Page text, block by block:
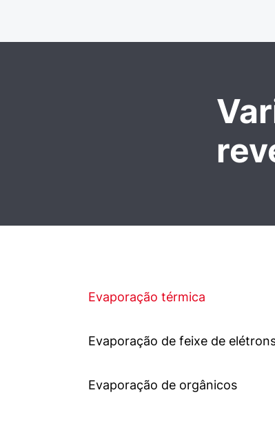
Evaporação térmica
Evaporação de feixe de
Evaporação de orgânicos